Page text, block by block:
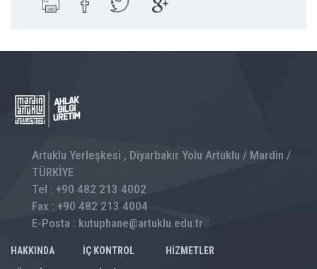
Artuklu Yerleşkesi , Diyarbakır Yolu Artuklu / Mardin /
TÜRKİYE
Tel : +90 482 213 4002
Fax : +90 482 213 4004
E-Posta : kutuphane@artuklu.edu.tr
HAKKINDA
İÇ KONTROL
HİZMETLER